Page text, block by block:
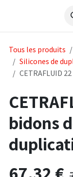
Tous les produits
Silicones de
CETRAFLUID
bidons